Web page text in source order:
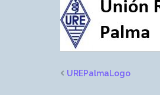
UREPalmaLogo